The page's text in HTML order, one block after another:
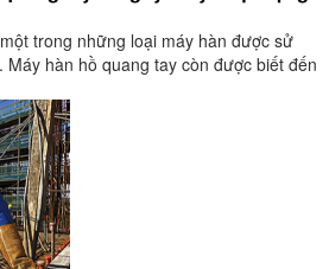
trong những loại máy hàn được sử
Máy hàn hồ quang tay còn được biết đến